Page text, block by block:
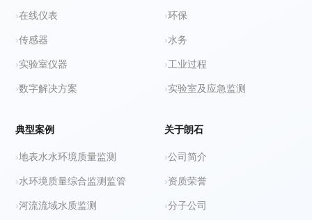
在线仪表
传感器
实验室仪器
数字解决方案
环保
水务
工业过程
实验室及应急监测
典型案例
地表水水环境质量监测
水环境质量综合监测监管
河流流域水质监测
关于朗石
公司简介
资质荣誉
分子公司